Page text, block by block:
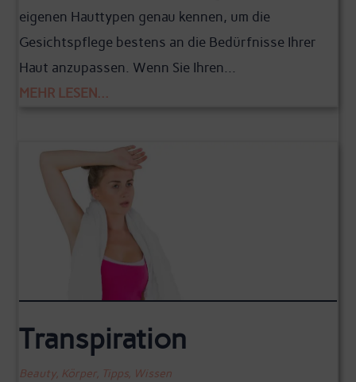
eigenen Hauttypen genau kennen, um die
Gesichtspflege bestens an die Bedürfnisse Ihrer
Haut anzupassen. Wenn Sie Ihren...
MEHR LESEN...
Transpiration
Beauty, Körper, Tipps, Wissen